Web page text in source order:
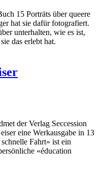
15 Porträts über queere
hat sie dafür fotografiert.
unterhalten, wie es ist,
das erlebt hat.
der Verlag Seccession
eine Werkausgabe in 13
Fahrt» ist ein
«éducation